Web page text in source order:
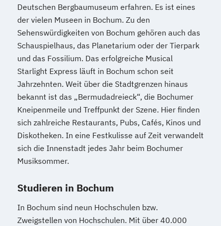
Deutschen Bergbaumuseum erfahren. Es ist eines
der vielen Museen in Bochum. Zu den
Sehenswürdigkeiten von Bochum gehören auch das
Schauspielhaus, das Planetarium oder der Tierpark
und das Fossilium. Das erfolgreiche Musical
Starlight Express läuft in Bochum schon seit
Jahrzehnten. Weit über die Stadtgrenzen hinaus
bekannt ist das „Bermudadreieck“, die Bochumer
Kneipenmeile und Treffpunkt der Szene. Hier finden
sich zahlreiche Restaurants, Pubs, Cafés, Kinos und
Diskotheken. In eine Festkulisse auf Zeit verwandelt
sich die Innenstadt jedes Jahr beim Bochumer
Musiksommer.
Studieren in Bochum
In Bochum sind neun Hochschulen bzw.
Zweigstellen von Hochschulen. Mit über 40.000